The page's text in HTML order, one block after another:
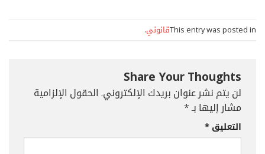
This entry was posted inقانوني.
Share Your Thoughts
لن يتم نشر عنوان بريدك الإلكتروني. الحقول الإلزامية
مشار إليها بـ*
التعليق*